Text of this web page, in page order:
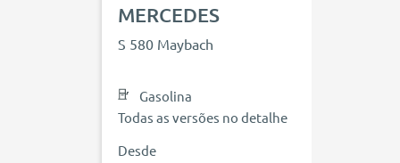
MERCEDES
S 580 Maybach
Gasolina
Todas as versões no detalhe
Desde